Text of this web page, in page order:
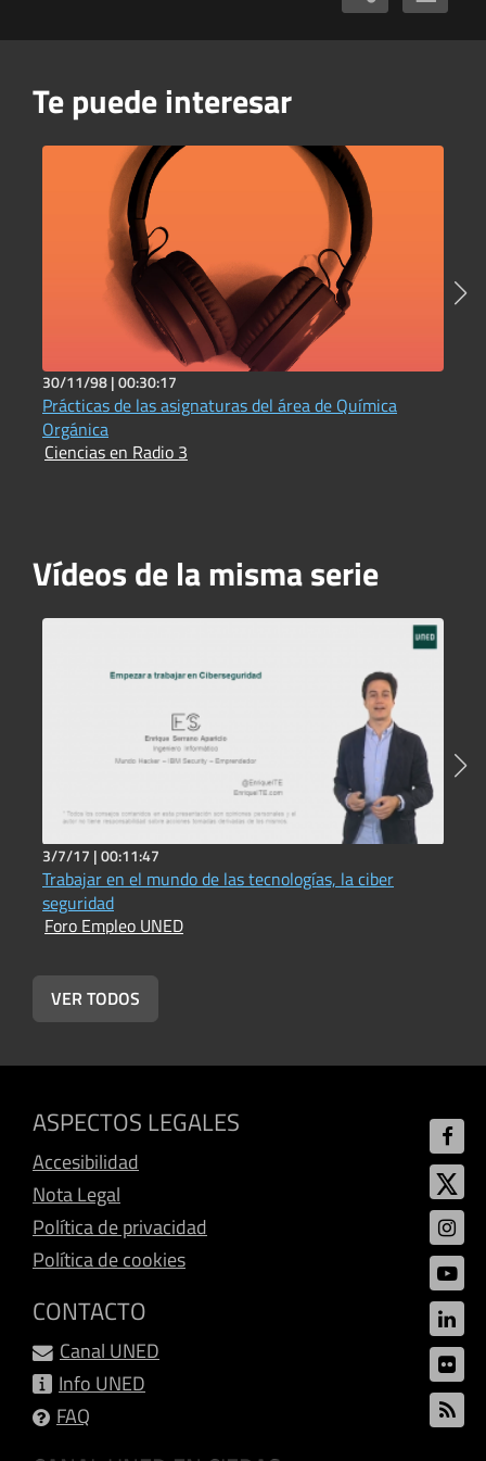
Te puede interesar
30/11/98 |00:30:17
Prácticas de las asignaturas del área de Química
Orgánica
Ciencias en Radio 3
Vídeos de la misma serie
3/7/17 |00:11:47
Trabajar en el mundo de las tecnologías, la ciber
seguridad
Foro Empleo UNED
VER TODOS
ASPECTOS LEGALES
Accesibilidad
Nota Legal
Política de privacidad
Política de cookies
CONTACTO
Canal UNED
Info UNED
FAQ